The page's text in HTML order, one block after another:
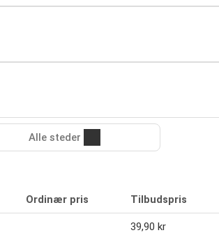
Alle steder
Ordinær pris Tilbudspris
39,90 kr